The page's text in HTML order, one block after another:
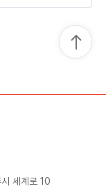
세계로 10